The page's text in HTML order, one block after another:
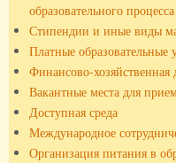
образовательного процесса
Стипендии и иные виды
Платные образовательные
Финансово-хозяйственная
Вакантные места для
Доступная среда
Международное
Организация питания в